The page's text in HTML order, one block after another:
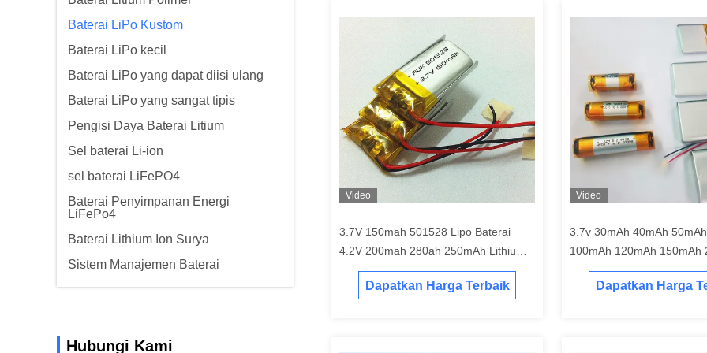
Baterai LiPo Kustom
Baterai LiPo kecil
Baterai LiPo yang dapat diisi ulang
Baterai LiPo yang sangat tipis
Pengisi Daya Baterai Litium
Sel baterai Li-ion
sel baterai LiFePO4
Baterai Penyimpanan Energi
LiFePo4
Baterai Lithium Ion Surya
Sistem Manajemen Baterai
Hubungi Kami
Video
3.7V 150mah 501528 Lipo Baterai
4.2V 200mah 280ah 250mAh Lithium
Polymer Baterai Dengan CE IEC62133
Dapatkan Harga Terbaik
Video
3.7v 30mAh 40mAh
100mAh 120mAh 150mAh
Baterai Lipo Untuk
WearableDapatkan Harga